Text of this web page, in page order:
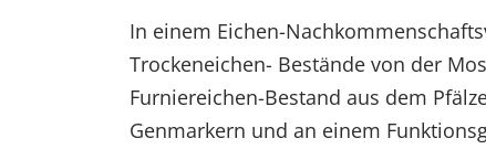
In einem Eichen-
Trockeneichen- Bestände von der
Furniereichen-Bestand aus dem
Genmarkern und an einem
Einverständnis-Cookie
cookie_consent